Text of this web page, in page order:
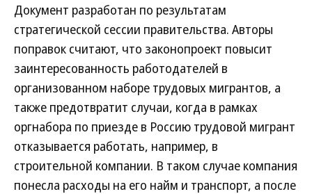
Документ разработан по результатам
стратегической сессии правительства. Авторы
поправок считают, что законопроект повысит
заинтересованность работодателей в
организованном наборе трудовых мигрантов, а
также предотвратит случаи, когда в рамках
оргнабора по приезде в Россию трудовой мигрант
отказывается работать, например, в
строительной компании. В таком случае компания
понесла расходы на его найм и транспорт, а после